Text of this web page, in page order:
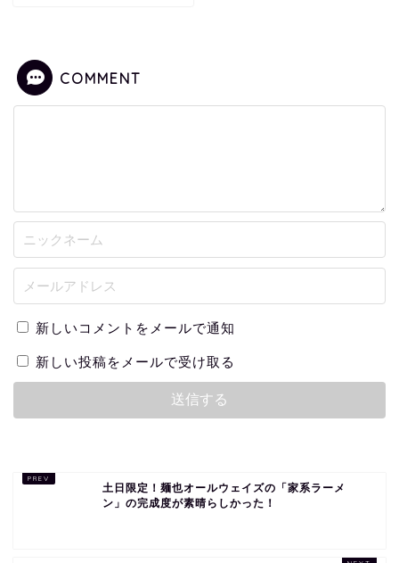
COMMENT
新しいコメントをメールで通知
新しい投稿をメールで受け取る
土日限定！麺也オールウェイズの「家系ラーメ
ン」の完成度が素晴らしかった！